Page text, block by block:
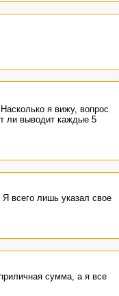
я вижу, вопрос
ли выводит каждые 5
всего лишь указал свое
сумма, а я все